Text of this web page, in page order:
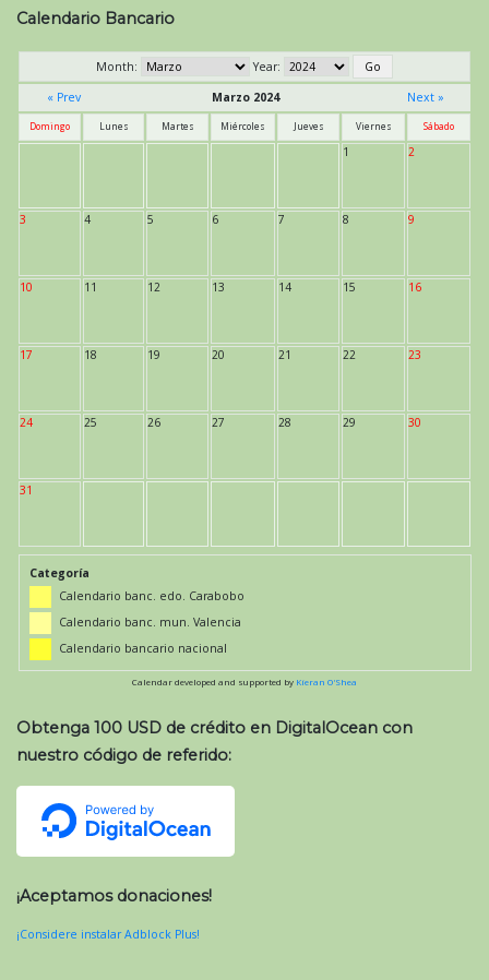
entradas
Calendario Bancario
Month:
Year:
« Prev
Marzo 2024 Next »
Domingo Lunes Martes Miércoles Jueves Viernes Sábado
1 2
3 4 5 6 7 8 9
10 11 12 13 14 15 16
17 18 19 20 21 22 23
24 25 26 27 28 29 30
31
Categoría
Calendario banc. edo. Carabobo
Calendario banc. mun. Valencia
Calendario bancario nacional
Calendar developed and supported by Kieran O'Shea
Obtenga 100 USD de crédito en DigitalOcean con
nuestro código de referido:
¡Aceptamos donaciones!
¡Considere instalar Adblock Plus!